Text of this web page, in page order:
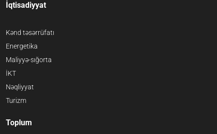
İqtisadiyyat
Kənd təsərrüfatı
Energetika
Maliyyə-sığorta
İKT
Nəqliyyat
Turizm
Toplum